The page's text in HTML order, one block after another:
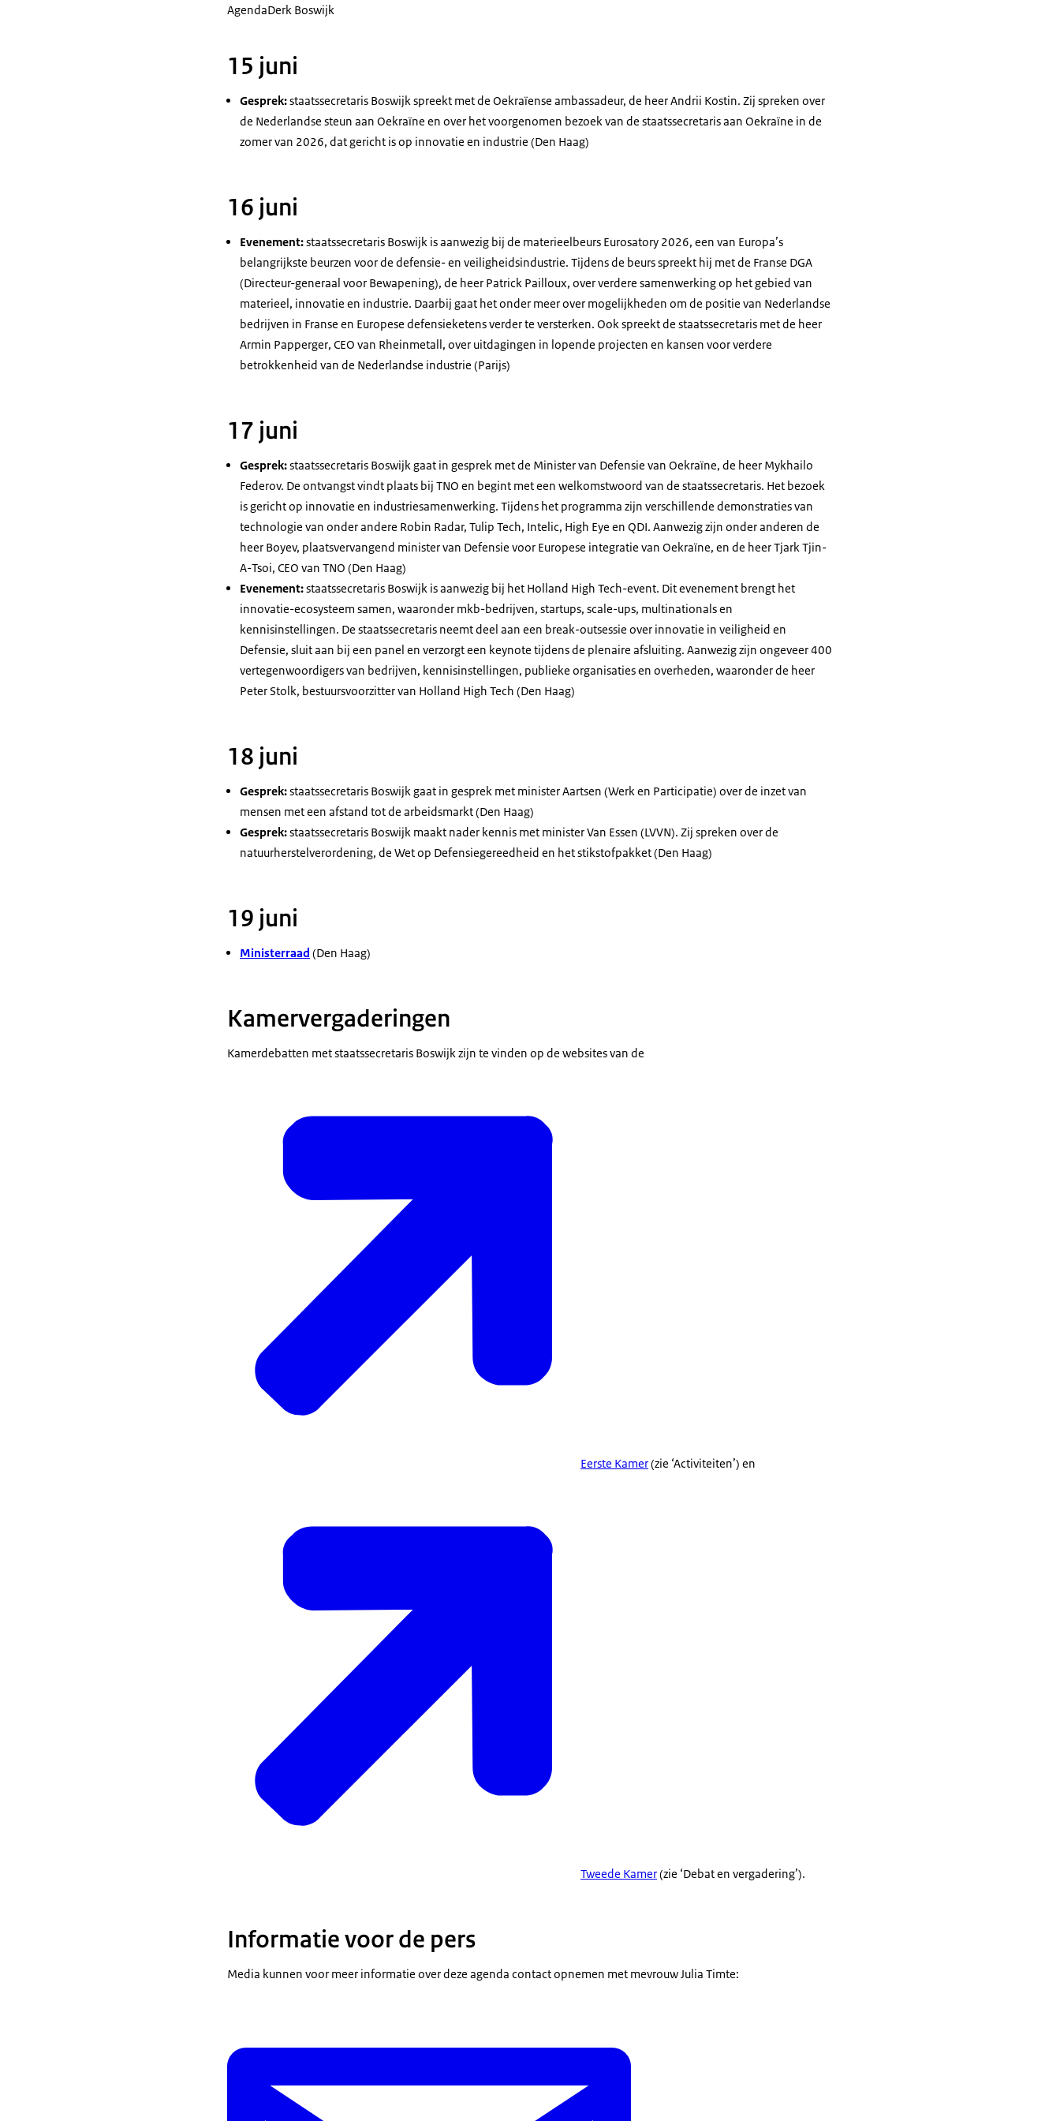
AgendaDerk Boswijk
15 juni
Gesprek:staatssecretaris Boswijk spreekt met de Oekraïense ambassadeur, de heer Andrii Kostin. Zij spreken over
de Nederlandse steun aan Oekraïne en over het voorgenomen bezoek van de staatssecretaris aan Oekraïne in de
zomer van 2026, dat gericht is op innovatie en industrie (Den Haag)
16 juni
Evenement:staatssecretaris Boswijk is aanwezig bij de materieelbeurs Eurosatory 2026, een van Europa’s
belangrijkste beurzen voor de defensie- en veiligheidsindustrie. Tijdens de beurs spreekt hij met de Franse DGA
(Directeur-generaal voor Bewapening), de heer Patrick Pailloux, over verdere samenwerking op het gebied van
materieel, innovatie en industrie. Daarbij gaat het onder meer over mogelijkheden om de positie van Nederlandse
bedrijven in Franse en Europese defensieketens verder te versterken. Ook spreekt de staatssecretaris met de heer
Armin Papperger, CEO van Rheinmetall, over uitdagingen in lopende projecten en kansen voor verdere
betrokkenheid van de Nederlandse industrie (Parijs)
17 juni
Gesprek:staatssecretaris Boswijk gaat in gesprek met de Minister van Defensie van Oekraïne, de heer Mykhailo
Federov. De ontvangst vindt plaats bij TNO en begint met een welkomstwoord van de staatssecretaris. Het bezoek
is gericht op innovatie en industriesamenwerking. Tijdens het programma zijn verschillende demonstraties van
technologie van onder andere Robin Radar, Tulip Tech, Intelic, High Eye en QDI. Aanwezig zijn onder anderen de
heer Boyev, plaatsvervangend minister van Defensie voor Europese integratie van Oekraïne, en de heer Tjark Tjin-
A-Tsoi, CEO van TNO (Den Haag)
Evenement:staatssecretaris Boswijk is aanwezig bij het Holland High Tech-event. Dit evenement brengt het
innovatie-ecosysteem samen, waaronder mkb-bedrijven, startups, scale-ups, multinationals en
kennisinstellingen. De staatssecretaris neemt deel aan een break-outsessie over innovatie in veiligheid en
Defensie, sluit aan bij een panel en verzorgt een keynote tijdens de plenaire afsluiting. Aanwezig zijn ongeveer 400
vertegenwoordigers van bedrijven, kennisinstellingen, publieke organisaties en overheden, waaronder de heer
Peter Stolk, bestuursvoorzitter van Holland High Tech (Den Haag)
18 juni
Gesprek:staatssecretaris Boswijk gaat in gesprek met minister Aartsen (Werk en Participatie) over de inzet van
mensen met een afstand tot de arbeidsmarkt (Den Haag)
Gesprek:staatssecretaris Boswijk maakt nader kennis met minister Van Essen (LVVN). Zij spreken over de
natuurherstelverordening, de Wet op Defensiegereedheid en het stikstofpakket (Den Haag)
19 juni
Ministerraad (Den Haag)
Kamervergaderingen
Kamerdebatten met staatssecretaris Boswijk zijn te vinden op de websites van de
Eerste Kamer(zie ‘Activiteiten’) en
Tweede Kamer(zie ‘Debat en vergadering’).
Informatie voor de pers
Media kunnen voor meer informatie over deze agenda contact opnemen met mevrouw Julia Timte: